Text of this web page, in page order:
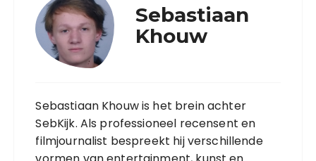
Sebastiaan
Khouw
Sebastiaan Khouw is het brein achter
SebKijk. Als professioneel recensent en
filmjournalist bespreekt hij verschillende